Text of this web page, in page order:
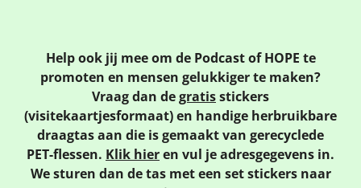
Help ook jij mee om de Podcast of HOPE te
promoten en mensen gelukkiger te maken?
Vraag dan degratisstickers
(visitekaartjesformaat)en handige herbruikbare
draagtas aan die is gemaakt van gerecyclede
PET-flessen. Klik hieren vul je adresgegevens in.
We sturen dan de tas met een set stickers naar